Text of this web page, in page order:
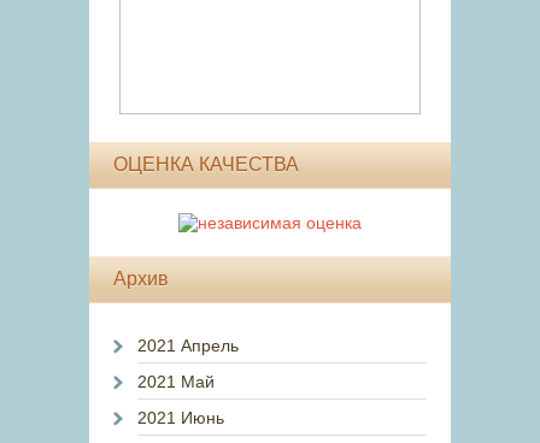
ОЦЕНКА КАЧЕСТВА
Архив
2021 Апрель
2021 Май
2021 Июнь